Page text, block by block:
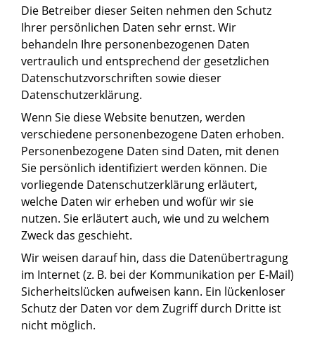
Die Betreiber dieser Seiten nehmen den Schutz
Ihrer persönlichen Daten sehr ernst. Wir
behandeln Ihre personenbezogenen Daten
vertraulich und entsprechend der gesetzlichen
Datenschutzvorschriften sowie dieser
Datenschutzerklärung.
Wenn Sie diese Website benutzen, werden
verschiedene personenbezogene Daten erhoben.
Personenbezogene Daten sind Daten, mit denen
Sie persönlich identifiziert werden können. Die
vorliegende Datenschutzerklärung erläutert,
welche Daten wir erheben und wofür wir sie
nutzen. Sie erläutert auch, wie und zu welchem
Zweck das geschieht.
Wir weisen darauf hin, dass die Datenübertragung
im Internet (z. B. bei der Kommunikation per E-Mail)
Sicherheitslücken aufweisen kann. Ein lückenloser
Schutz der Daten vor dem Zugriff durch Dritte ist
nicht möglich.